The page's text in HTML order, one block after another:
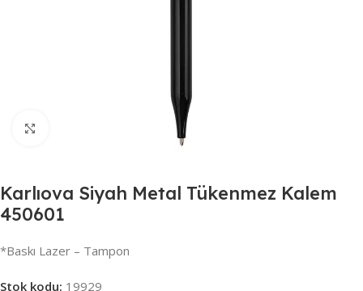
Karlıova Siyah Metal Tükenmez Kalem
450601
*Baskı Lazer – Tampon
Stok kodu: 19929